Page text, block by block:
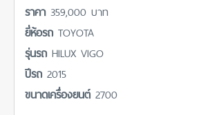
ราคา 359,000 บาท
ยี่ห้อรถ TOYOTA
รุ่นรถ HILUX VIGO
ปีรถ 2015
ขนาดเครื่องยนต์ 2700